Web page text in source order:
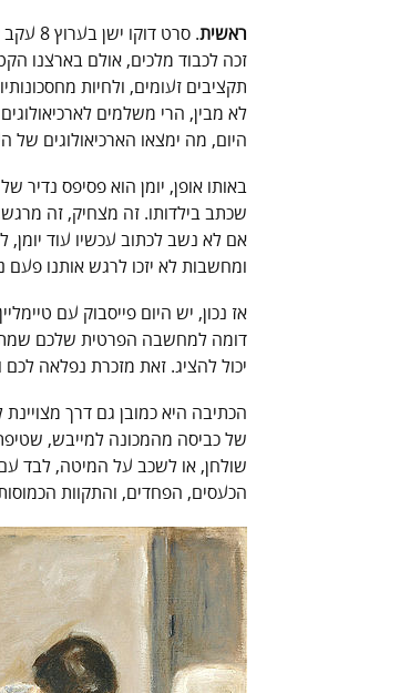
ראשית
. סרט
זכה לכבוד מלכים, אולם בארצנו
תקציבים זעומים, ולחיות
לא מבין, הרי משלמים
היום, מה ימצאו הארכיאולוגים של
באותו אופן, יומן הוא פסיפס נדיר
שכתב בילדותו. זה מצחיק, זה
אם לא נשב לכתוב עכשיו עוד יומן,
ומחשבות לא יזכו לרגש אותנו פעם
דומה למחשבה הפרטית שלכם
יכול להציג. זאת מזכרת נפלאה
הכתיבה היא כמובן גם דרך
של כביסה מהמכונה למייבש,
שולחן, או לשכב על המיטה, לבד
הכעסים, הפחדים, והתקוות